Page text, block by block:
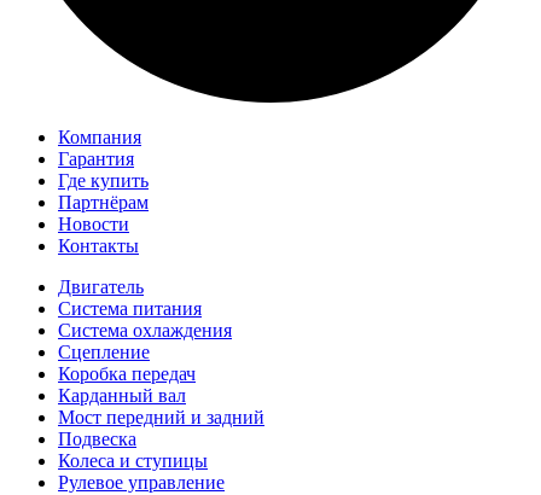
Компания
Гарантия
Где купить
Партнёрам
Новости
Контакты
Двигатель
Система питания
Система охлаждения
Сцепление
Коробка передач
Карданный вал
Мост передний и задний
Подвеска
Колеса и ступицы
Рулевое управление